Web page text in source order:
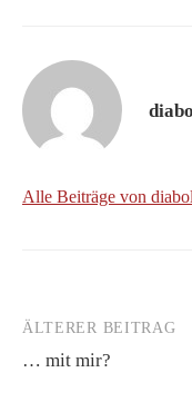
Alle Beiträge von
Beitrags-
Navigation
ÄLTERER BEITRAG
… mit mir?